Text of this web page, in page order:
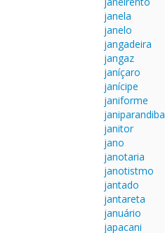
janela
janelo
jangadeira
jangaz
janíçaro
janícipe
janiforme
janiparandiba
janitor
jano
janotaria
janotistmo
jantado
jantareta
januário
japacani